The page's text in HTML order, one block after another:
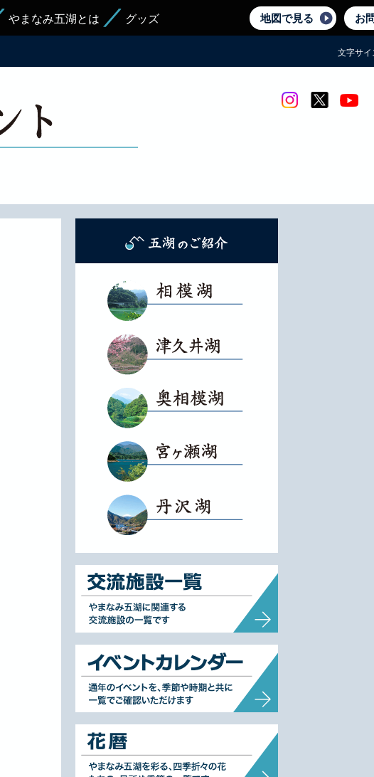
やまなみ五湖とは グッズ 地図で見る お
文字サイ
Instagram twitter